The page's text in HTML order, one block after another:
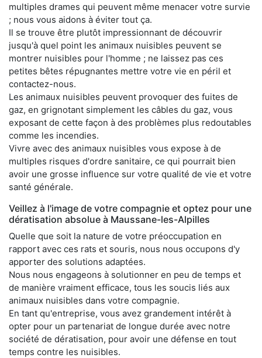
multiples drames qui peuvent même menacer votre survie
; nous vous aidons à éviter tout ça.
Il se trouve être plutôt impressionnant de découvrir
jusqu'à quel point les animaux nuisibles peuvent se
montrer nuisibles pour l'homme ; ne laissez pas ces
petites bêtes répugnantes mettre votre vie en péril et
contactez-nous.
Les animaux nuisibles peuvent provoquer des fuites de
gaz, en grignotant simplement les câbles du gaz, vous
exposant de cette façon à des problèmes plus redoutables
comme les incendies.
Vivre avec des animaux nuisibles vous expose à de
multiples risques d'ordre sanitaire, ce qui pourrait bien
avoir une grosse influence sur votre qualité de vie et votre
santé générale.
Veillez à l'image de votre compagnie et optez pour une
dératisation absolue à Maussane-les-Alpilles
Quelle que soit la nature de votre préoccupation en
rapport avec ces rats et souris, nous nous occupons d'y
apporter des solutions adaptées.
Nous nous engageons à solutionner en peu de temps et
de manière vraiment efficace, tous les soucis liés aux
animaux nuisibles dans votre compagnie.
En tant qu'entreprise, vous avez grandement intérêt à
opter pour un partenariat de longue durée avec notre
société de dératisation, pour avoir une défense en tout
temps contre les nuisibles.